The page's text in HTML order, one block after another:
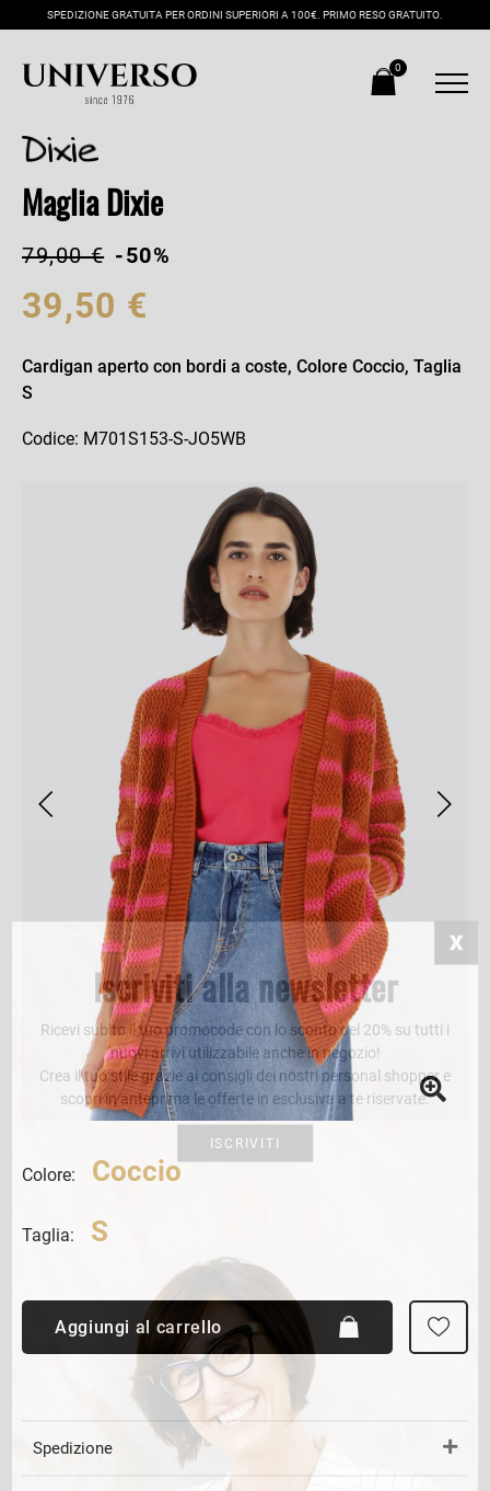
SPEDIZIONE GRATUITA PER ORDINI SUPERIORI A 100€. PRIMO RESO GRATUITO.
0
Maglia Dixie
79,00 € -50%
39,50 €
Cardigan aperto con bordi a coste, Colore Coccio, Taglia
S
Codice: M701S153-S-JO5WB
Colore: Coccio
Taglia: S
Aggiungi al carrello
Spedizione
Iscriviti alla newsletter
Ricevi subito il tuo promocode con lo sconto del 20% su tutti i
nuovi arrivi utilizzabile anche in negozio!
Crea il tuo stile grazie ai consigli dei nostri personal shopper e
scopri in anteprima le offerte in esclusiva a te riservate.
ISCRIVITI